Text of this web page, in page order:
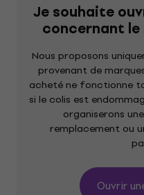
Je souhaite
concernant
Nous proposons
provenant de
acheté ne fonctionne
si le colis est
organiserons
remplacement ou
Ouvrir